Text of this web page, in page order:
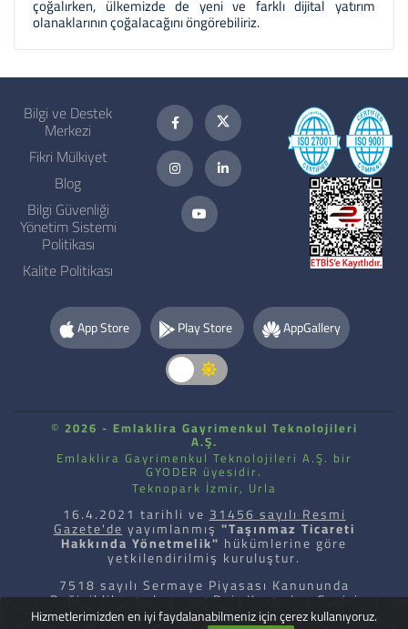
çoğalırken, ülkemizde de yeni ve farklı dijital yatırım
olanaklarının çoğalacağını öngörebiliriz.
Bilgi ve Destek
Merkezi
Fikri Mülkiyet
Blog
Bilgi Güvenliği
Yönetim Sistemi
Politikası
Kalite Politikası
App Store Play Store AppGallery
© 2026 - Emlaklira Gayrimenkul Teknolojileri
A.Ş.
Emlaklira Gayrimenkul Teknolojileri A.Ş. bir
GYODER üyesidir.
Teknopark İzmir, Urla
16.4.2021 tarihli ve31456 sayılı Resmi
Gazete'deyayımlanmış"Taşınmaz Ticareti
Hakkında Yönetmelik" hükümlerine göre
yetkilendirilmiş kuruluştur.
7518 sayılı Sermaye Piyasası Kanununda
Değişiklik yapılmasına Dair Kanun’un Geçici
11’inci maddesi uyarınca kripto varlık hizmet
Hizmetlerimizden en iyi faydalanabilmeniz için çerez kullanıyoruz.